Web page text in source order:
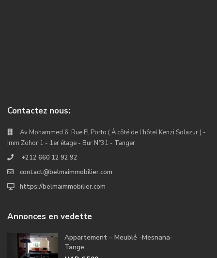
Contactez nous:
Av Mohammed 6, Rue El Porto ( À côté de l'hôtel Kenzi Solazur ) -
Imm Zohor 1 - 1er étage - Bur N°31 - Tanger
+212 660 12 92 92
contact@belmaimmobilier.com
https://belmaimmobilier.com
Annonces en vedette
Appartement – Meublé -Mesnana-
Tange...